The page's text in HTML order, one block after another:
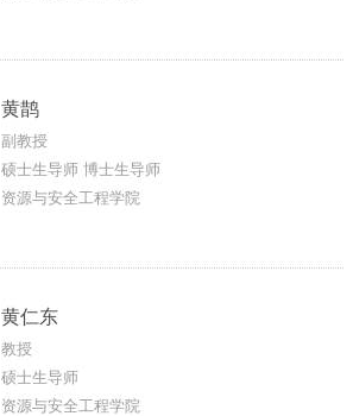
黄鹊
副教授
硕士生导师 博士生导师
资源与安全工程学院
黄仁东
教授
硕士生导师
资源与安全工程学院